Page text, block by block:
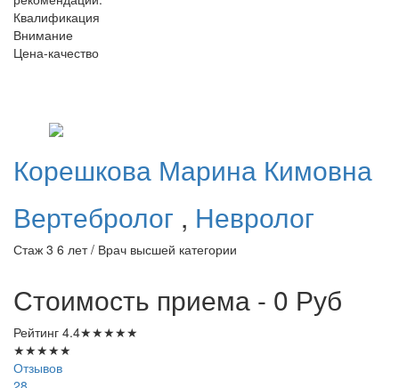
Квалификация
Внимание
Цена-качество
Корешкова Марина Кимовна
Вертебролог , Невролог
Стаж 3 6 лет / Врач высшей категории
Стоимость приема - 0 Руб
Рейтинг 4.4★★★★★
★★★★★
Отзывов